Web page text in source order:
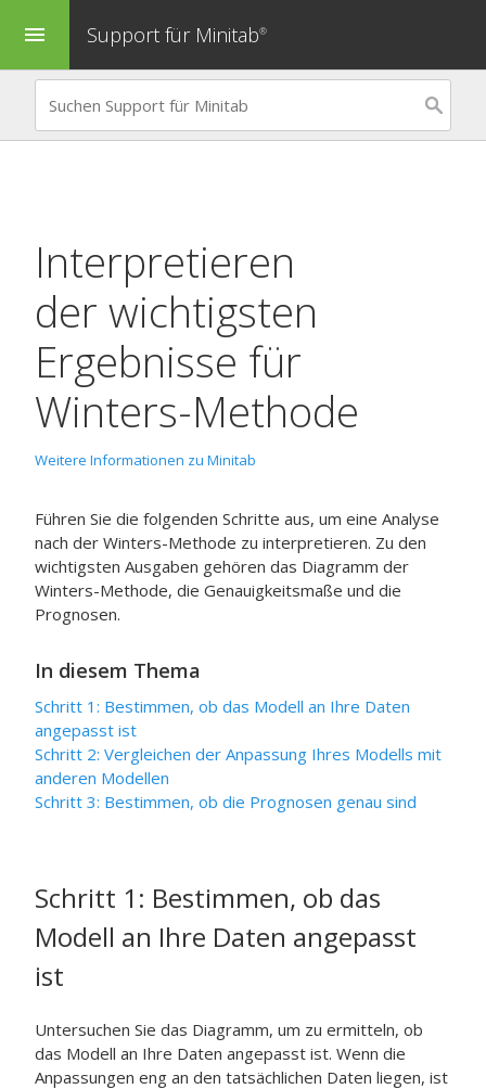
menu Support für Minitab®
Interpretieren
der wichtigsten
Ergebnisse für
Winters-Methode
Weitere Informationen zu Minitab
Führen Sie die folgenden Schritte aus, um eine Analyse
nach der Winters-Methode zu interpretieren. Zu den
wichtigsten Ausgaben gehören das Diagramm der
Winters-Methode, die Genauigkeitsmaße und die
Prognosen.
In diesem Thema
Schritt 1: Bestimmen, ob das Modell an Ihre Daten
angepasst ist
Schritt 2: Vergleichen der Anpassung Ihres Modells mit
anderen Modellen
Schritt 3: Bestimmen, ob die Prognosen genau sind
Schritt 1: Bestimmen, ob das
Modell an Ihre Daten angepasst
ist
Untersuchen Sie das Diagramm, um zu ermitteln, ob
das Modell an Ihre Daten angepasst ist. Wenn die
Anpassungen eng an den tatsächlichen Daten liegen, ist